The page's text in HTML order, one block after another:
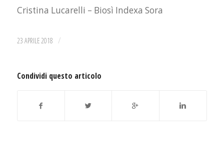
Cristina Lucarelli – Biosì Indexa Sora
23 APRILE 2018 /
Condividi questo articolo